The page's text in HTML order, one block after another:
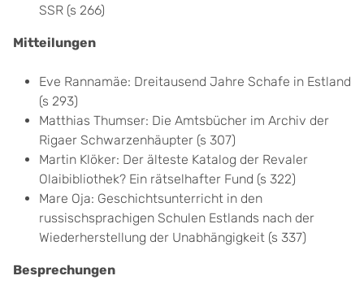
SSR (s 266)
Mitteilungen
Eve Rannamäe: Dreitausend Jahre Schafe in Estland
(s 293)
Matthias Thumser: Die Amtsbücher im Archiv der
Rigaer Schwarzenhäupter (s 307)
Martin Klöker: Der älteste Katalog der Revaler
Olaibibliothek? Ein rätselhafter Fund (s 322)
Mare Oja: Geschichtsunterricht in den
russischsprachigen Schulen Estlands nach der
Wiederherstellung der Unabhängigkeit (s 337)
Besprechungen